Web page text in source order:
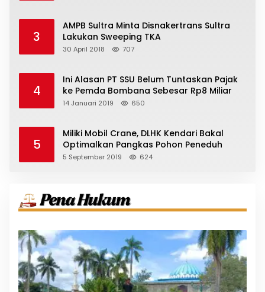
3
AMPB Sultra Minta Disnakertrans Sultra
Lakukan Sweeping TKA
30 April 2018 707
4
Ini Alasan PT SSU Belum Tuntaskan Pajak
ke Pemda Bombana Sebesar Rp8 Miliar
14 Januari 2019 650
5
Miliki Mobil Crane, DLHK Kendari Bakal
Optimalkan Pangkas Pohon Peneduh
5 September 2019 624